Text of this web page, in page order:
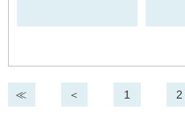
≪ ＜ 1 2